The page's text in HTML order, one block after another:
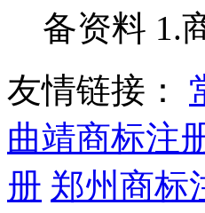
备资料 1.
友情链接：
曲靖商标注
册 郑州商标